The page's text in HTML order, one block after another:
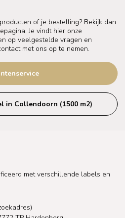
of je bestelling? Bekijk dan
Je vindt hier onze
op veelgestelde vragen en
met ons op te nemen.
in Collendoorn (1500 m2)
met verschillende labels en